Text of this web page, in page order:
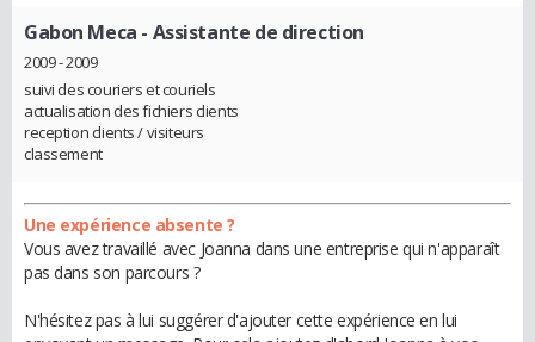
Gabon Meca - Assistante de direction
2009 - 2009
suivi des couriers et couriels
actualisation des fichiers clients
reception clients / visiteurs
classement
Une expérience absente ?
Vous avez travaillé avec Joanna dans une entreprise qui n'apparaît
pas dans son parcours ?
N'hésitez pas à lui suggérer d'ajouter cette expérience en lui